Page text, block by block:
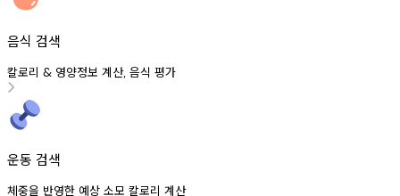
음식 검색
칼로리 & 영양정보 계산, 음식 평가
운동 검색
체중을 반영한 예상 소모 칼로리 계산